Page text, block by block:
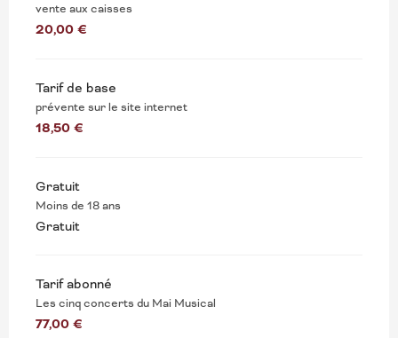
vente aux caisses
20,00 €
Tarif de base
prévente sur le site internet
18,50 €
Gratuit
Moins de 18 ans
Gratuit
Tarif abonné
Les cinq concerts du Mai Musical
77,00 €